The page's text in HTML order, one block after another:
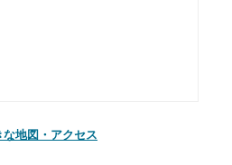
な地図・アクセス